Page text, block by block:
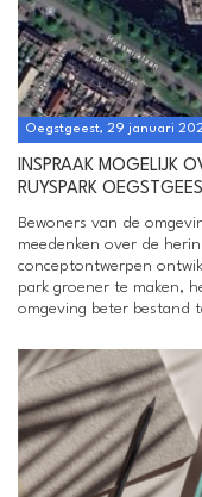
Oegstgeest, 29 januari
INSPRAAK MOGELIJK
RUYSPARK
Bewoners van de
meedenken over de
conceptontwerpen
park groener te maken,
omgeving beter bestand